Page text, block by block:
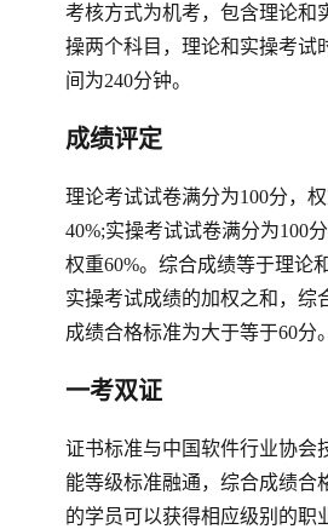
考核方式为机考，包含理论和
操两个科目，理论和实操考试
间为240分钟。
成绩评定
理论考试试卷满分为100分，
40%;实操考试试卷满分为100分
权重60%。综合成绩等于理论
实操考试成绩的加权之和，综
成绩合格标准为大于等于60分。
一考双证
证书标准与中国软件行业协会
能等级标准融通，综合成绩合
的学员可以获得相应级别的职